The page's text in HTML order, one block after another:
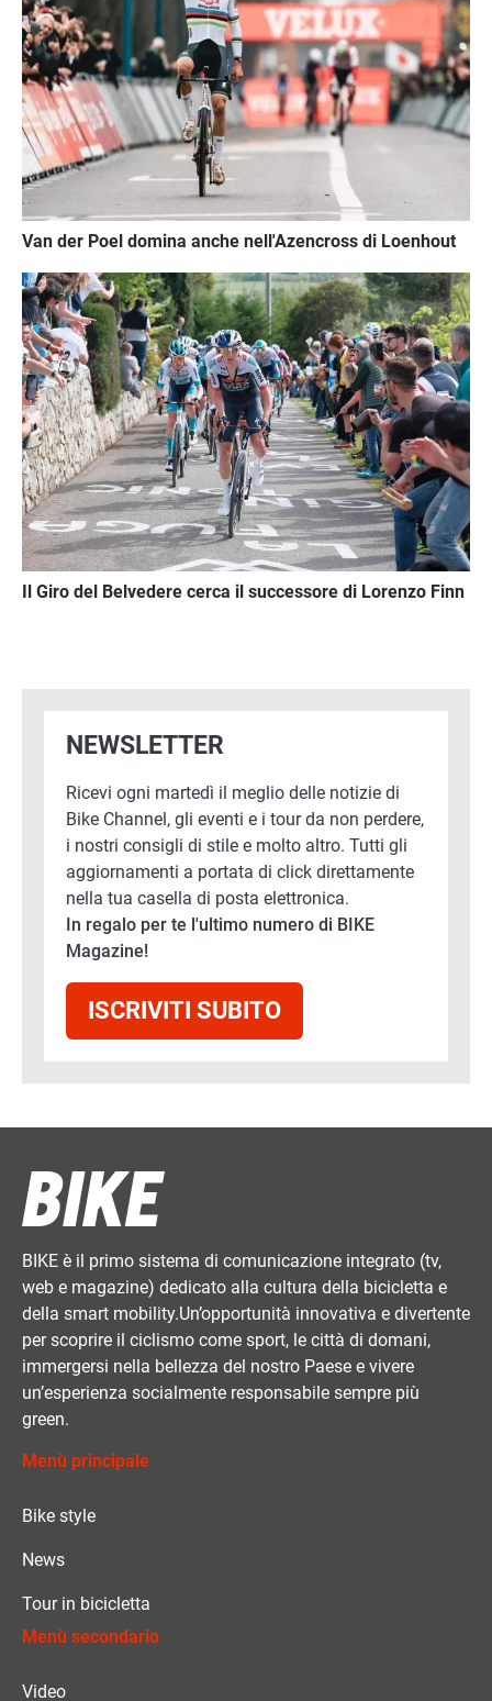
Van der Poel domina anche nell'Azencross di Loenhout
Immagine
Il Giro del Belvedere cerca il successore di Lorenzo Finn
NEWSLETTER
Ricevi ogni martedì il meglio delle notizie di
Bike Channel, gli eventi e i tour da non perdere,
i nostri consigli di stile e molto altro. Tutti gli
aggiornamenti a portata di click direttamente
nella tua casella di posta elettronica.
In regalo per te l'ultimo numero di BIKE
Magazine!
ISCRIVITI SUBITO
BIKE è il primo sistema di comunicazione integrato (tv,
web e magazine) dedicato alla cultura della bicicletta e
della smart mobility.Un’opportunità innovativa e divertente
per scoprire il ciclismo come sport, le città di domani,
immergersi nella bellezza del nostro Paese e vivere
un’esperienza socialmente responsabile sempre più
green.
Menù principale
Bike style
News
Tour in bicicletta
Menù secondario
Video